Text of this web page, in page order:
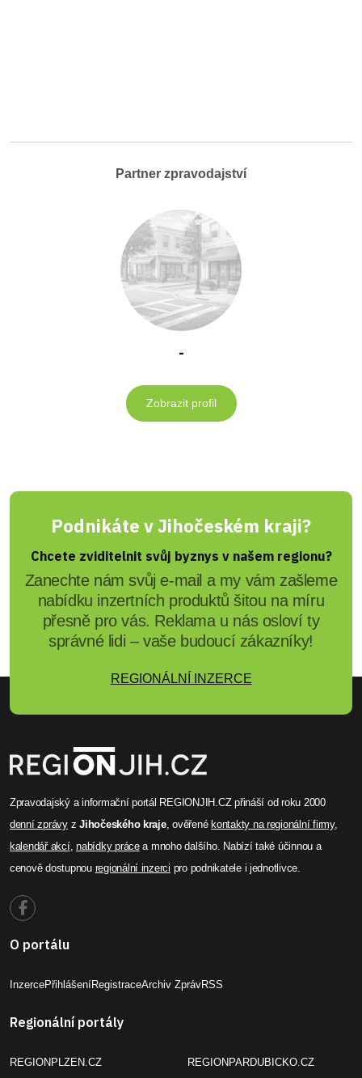
Partner zpravodajství
-
Zobrazit profil
Podnikáte v Jihočeském kraji?
Chcete zviditelnit svůj byznys v našem regionu?
Zanechte nám svůj e-mail a my vám zašleme
nabídku inzertních produktů šitou na míru
přesně pro vás. Reklama u nás osloví ty
správné lidi – vaše budoucí zákazníky!
REGIONÁLNÍ INZERCE
Zpravodajský a informační portál REGIONJIH.CZ přináší od roku 2000
denní zprávyzJihočeského kraje, ověřenékontakty na regionální firmy,
kalendář akcí,nabídky prácea mnoho dalšího. Nabízí také účinnou a
cenově dostupnou regionální inzerci pro podnikatele i jednotlivce.
O portálu
InzercePřihlášeníRegistraceArchiv ZprávRSS
Regionální portály
REGIONPLZEN.CZ REGIONPARDUBICKO.CZ